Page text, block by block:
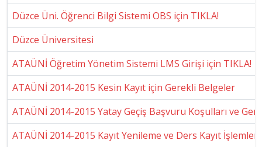
Düzce Üni. Öğrenci Bilgi Sistemi OBS için TIKLA!
Düzce Üniversitesi
ATAÜNİ Öğretim Yönetim Sistemi LMS Girişi için TIKLA!
ATAÜNİ 2014-2015 Kesin Kayıt için Gerekli Belgeler
ATAÜNİ 2014-2015 Yatay Geçiş Başvuru Koşulları ve
ATAÜNİ 2014-2015 Kayıt Yenileme ve Ders Kayıt İşlemleri